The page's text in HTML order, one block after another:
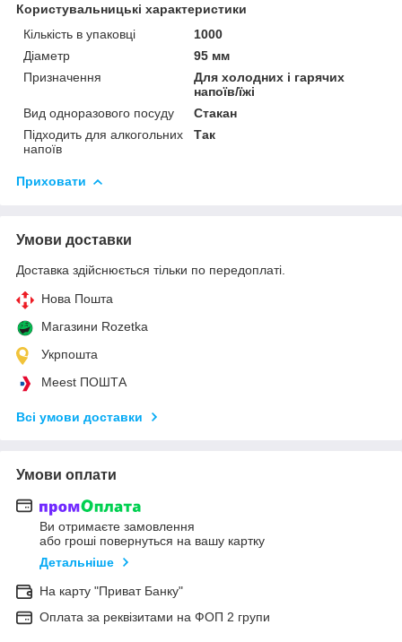
Користувальницькі характеристики
Кількість в упаковці
1000
Діаметр
95 мм
Призначення
Для холодних і гарячих
напоїв/їжі
Вид одноразового посуду
Стакан
Підходить для алкогольних
напоїв
Так
Приховати
Умови доставки
Доставка здійснюється тільки по передоплаті.
Нова Пошта
Магазини Rozetka
Укрпошта
Meest ПОШТА
Всі умови доставки
Умови оплати
Ви отримаєте замовлення
або гроші повернуться на вашу картку
Детальніше
На карту "Приват Банку"
Оплата за реквізитами на ФОП 2 групи